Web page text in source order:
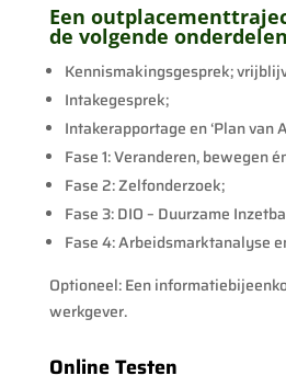
Een
de volgende
Kennismakingsgesprek;
Intakegesprek;
Intakerapportage en ‘Plan van
Fase 1: Veranderen, bewegen
Fase 2: Zelfonderzoek;
Fase 3: DIO – Duurzame
Fase 4: Arbeidsmarktanalyse
Optioneel: Een
werkgever.
Online Testen